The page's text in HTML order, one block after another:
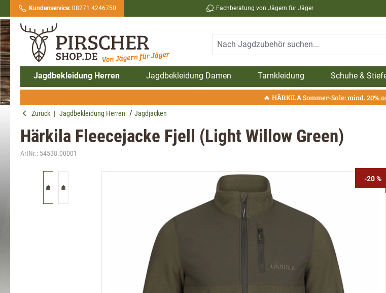
Zur Hauptnavigation springen
Kundenservice:08271 4246750 Fachberatung von Jägern für Jäger
Jagdbekleidung Herren Jagdbekleidung Damen Tarnkleidung Schuhe &
🔥 HÄRKILA Sommer-Sale:mind. 20%
Zurück | Jagdbekleidung Herren Jagdjacken
Härkila Fleecejacke Fjell (Light Willow Green)
ArtNr.: 54538.00001
-20 %